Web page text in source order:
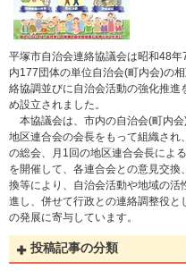
平塚市自治会連絡協議会は昭和48年
内177団体の単位自治会(町内会)の
絡協調並びに自治会活動の強化推進
め設立されました。
本協議会は、市内の自治会(町内会
地区連合会の会長をもって組織され
の総会、月1回の地区連合会長によ
を開催して、各連合会との意見交換
換等により、自治会活動や地域の活
進し、併せて行政との連絡調整役と
の発展に寄与しています。
投稿記事の分類